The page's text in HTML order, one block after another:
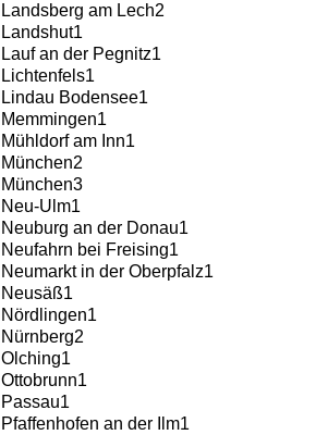
Landsberg am Lech2
Landshut1
Lauf an der Pegnitz1
Lichtenfels1
Lindau Bodensee1
Memmingen1
Mühldorf am Inn1
München2
München3
Neu-Ulm1
Neuburg an der Donau1
Neufahrn bei Freising1
Neumarkt in der Oberpfalz1
Neusäß1
Nördlingen1
Nürnberg2
Olching1
Ottobrunn1
Passau1
Pfaffenhofen an der Ilm1